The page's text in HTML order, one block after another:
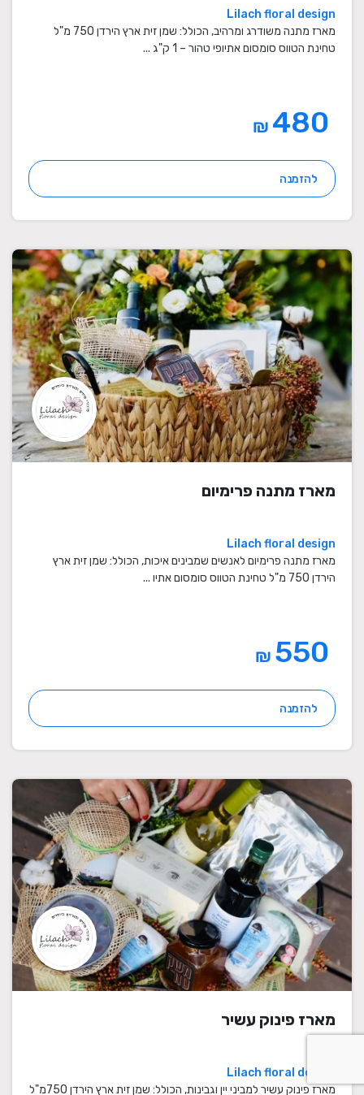
Lilach floral design
מארז מתנה משודרג ומרהיב, הכולל: שמן זית ארץ הירדן 750 מ"ל
טחינת הטווס סומסום אתיופי טהור – 1 ק"ג ...
₪
להזמנה
מארז מתנה פרימיום
Lilach floral design
מארז מתנה פרימיום לאנשים שמבינים איכות, הכולל: שמן זית ארץ
הירדן 750 מ"ל טחינת הטווס סומסום אתיו ...
₪
להזמנה
מארז פינוק עשיר
Lilach floral design
מארז פינוק עשיר למביני יין וגבינות, הכולל: שמן זית ארץ הירדן 750מ"ל